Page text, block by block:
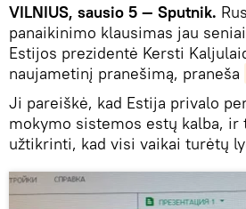
VILNIUS, sausio 5 — Sputnik.
panaikinimo klausimas jau
Estijos prezidentė Kersti
naujametinį pranešimą, praneša
Ji pareiškė, kad Estija privalo
mokymo sistemos estų kalba, ir
užtikrinti, kad visi vaikai turėtų